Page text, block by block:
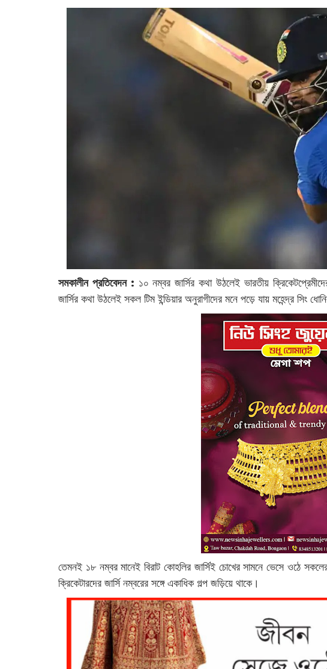
সমকালীন প্রতিবেদন : ১০ নম্বর জার্সির কথা উঠলেই ভারতীয়
জার্সির কথা উঠলেই সকল টিম ইন্ডিয়ার অনুরাগীদের মনে পড়ে যায় মহেন্দ্র সিং
তেমনই ১৮ নম্বর মানেই বিরাট কোহলির জার্সিই চোখের সামনে ভেসে ওঠে
ক্রিকেটারদের জার্সি নম্বরের সঙ্গে একাধিক গল্প জড়িয়ে থাকে।